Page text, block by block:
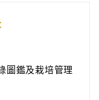
圖鑑及栽培管理